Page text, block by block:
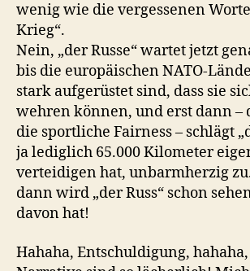
wenig wie die vergessenen
Krieg“.
Nein, „der Russe“ wartet jetzt
bis die europäischen NATO-
stark aufgerüstet sind, dass sie
wehren können, und erst dann –
die sportliche Fairness – schlägt
ja lediglich 65.000 Kilometer
verteidigen hat, unbarmherzig
dann wird „der Russ“ schon
davon hat!
Hahaha, Entschuldigung,